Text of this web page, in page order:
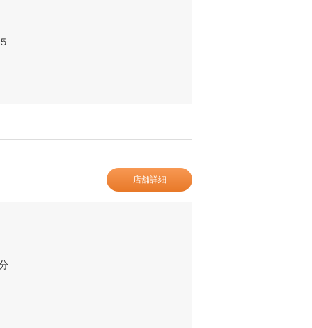
店舗詳細